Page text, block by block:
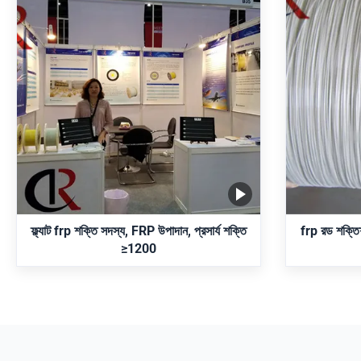
ফ্ল্যাট frp শক্তি সদস্য, FRP উপাদান, প্রসার্য শক্তি
≥1200
ফ্ল্যাট frp শক্তি সদস্য, FRP উপাদান, প্রসার্য
শক্তি ≥1200
We also develp and produce Flat FRP
strength member for different
applications Tensile strength ≥1200
সেরা দাম পান
frp রড
frp রড
Fiber
Rod,
optical
metallic
usually
periphery
important